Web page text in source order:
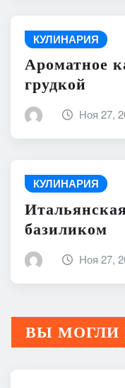
КУЛИНАРИЯ
Ароматное
грудкой
Ноя 27,
КУЛИНАРИЯ
базиликом
Ноя 27,
ВЫ МОГЛИ